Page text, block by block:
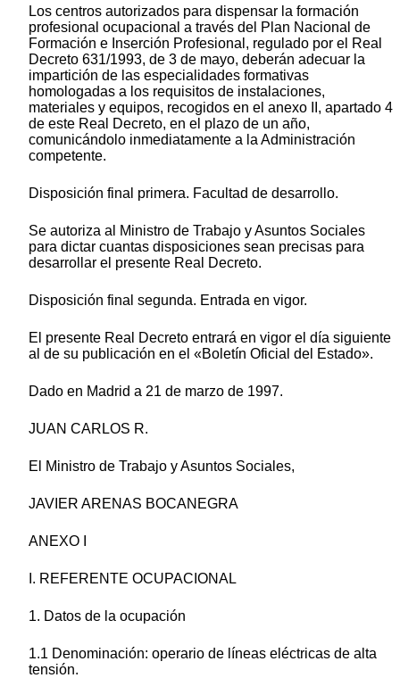
Los centros autorizados para dispensar la formación
profesional ocupacional a través del Plan Nacional de
Formación e Inserción Profesional, regulado por el Real
Decreto 631/1993, de 3 de mayo, deberán adecuar la
impartición de las especialidades formativas
homologadas a los requisitos de instalaciones,
materiales y equipos, recogidos en el anexo II, apartado 4
de este Real Decreto, en el plazo de un año,
comunicándolo inmediatamente a la Administración
competente.
Disposición final primera. Facultad de desarrollo.
Se autoriza al Ministro de Trabajo y Asuntos Sociales
para dictar cuantas disposiciones sean precisas para
desarrollar el presente Real Decreto.
Disposición final segunda. Entrada en vigor.
El presente Real Decreto entrará en vigor el día siguiente
al de su publicación en el «Boletín Oficial del Estado».
Dado en Madrid a 21 de marzo de 1997.
JUAN CARLOS R.
El Ministro de Trabajo y Asuntos Sociales,
JAVIER ARENAS BOCANEGRA
ANEXO I
I. REFERENTE OCUPACIONAL
1. Datos de la ocupación
1.1 Denominación: operario de líneas eléctricas de alta
tensión.